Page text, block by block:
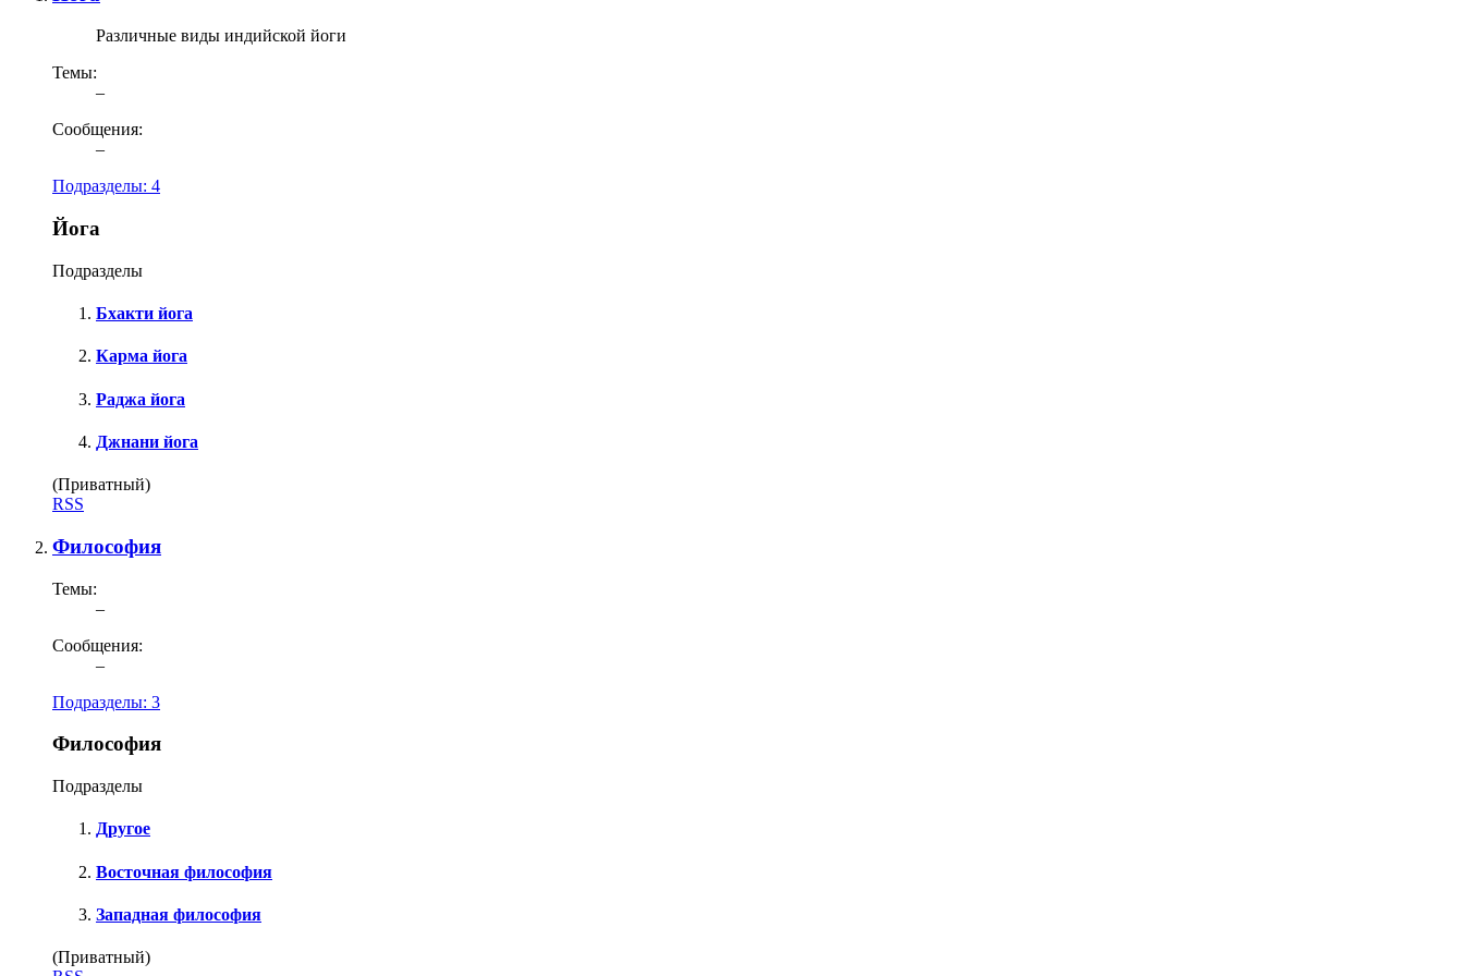
Различные виды индийской йоги
Темы:
–
Сообщения:
–
Подразделы: 4
Йога
Подразделы
Бхакти йога
Карма йога
Раджа йога
Джнани йога
(Приватный)
RSS
Философия
Темы:
–
Сообщения:
–
Подразделы: 3
Философия
Подразделы
Другое
Восточная философия
Западная философия
(Приватный)